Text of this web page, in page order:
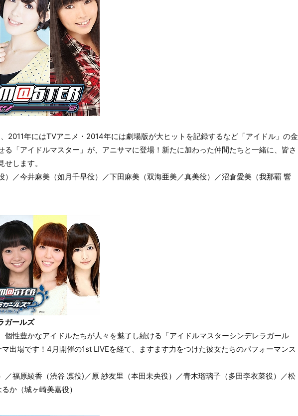
2011年にはTVアニメ・2014年には劇場版が大ヒットを記録するなど「アイドル」の金
る「アイドルマスター」が、アニサマに登場！新たに加わった仲間たちと一緒に、皆さ
します。
）／今井麻美（如月千早役）／下田麻美（双海亜美／真美役）／沼倉愛美（我那覇 響
ガールズ
個性豊かなアイドルたちが人々を魅了し続ける「アイドルマスターシンデレラガール
出場です！4月開催の1st LIVEを経て、ますます力をつけた彼女たちのパフォーマンス
／福原綾香（渋谷 凛役)／原 紗友里（本田未央役）／青木瑠璃子（多田李衣菜役）／松
か（城ヶ崎美嘉役）